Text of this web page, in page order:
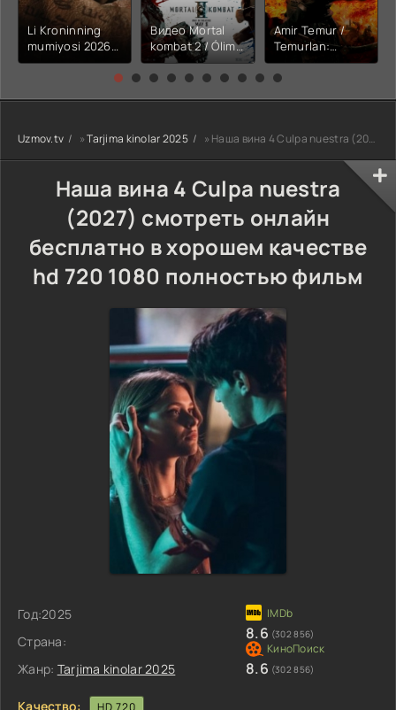
Li Kroninning
mumiyosi 2026
(uzbek tilida
kino) tarjima HD
Видео Mortal
kombat 2 / Ólim
jangi 2 (2026)
Uzbek tilida
Amir Temur /
Temurlan:
Fathchining
yuksalishi
tarjima kino Full
HD tas-ix
Uzmov.tv »Tarjima kinolar 2025 » Наша вина 4 Culpa nuestra (2027) смотреть онлайн бесплатно в хорошем качестве hd 720 1080 полностью фильм
Наша вина 4 Culpa nuestra
(2027) смотреть онлайн
бесплатно в хорошем качестве
hd 720 1080 полностью фильм
Год:2025
Страна:
Жанр: Tarjima kinolar 2025
8.6 (302 856)
8.6 (302 856)
Качество: HD 720